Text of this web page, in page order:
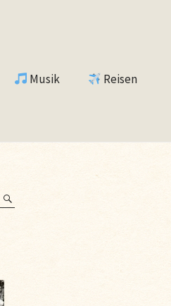
Musik Reisen